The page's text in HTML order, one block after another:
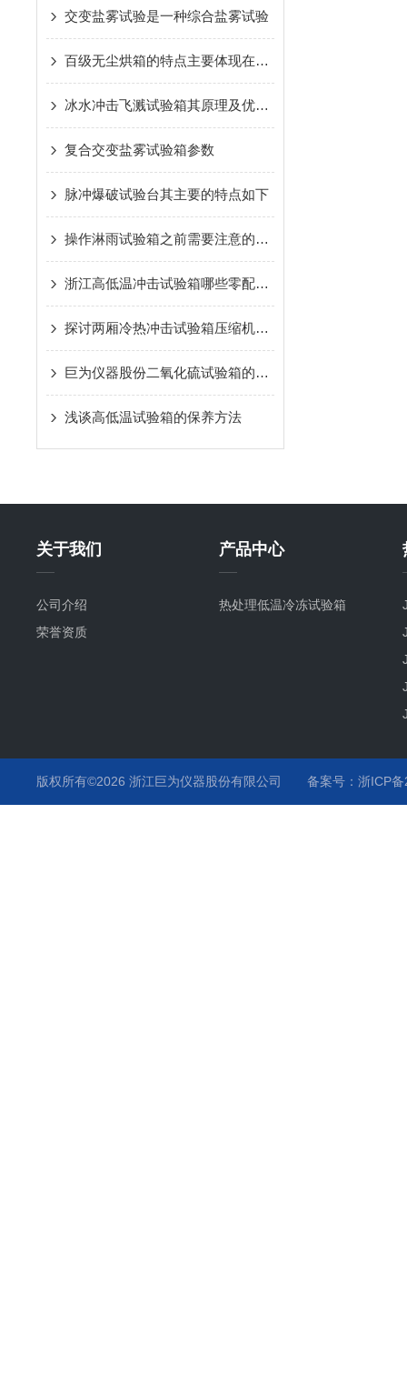
交变盐雾试验是一种综合盐雾试验
百级无尘烘箱的特点主要体现在以下几个方面
冰水冲击飞溅试验箱其原理及优点的详细介绍
复合交变盐雾试验箱参数
脉冲爆破试验台其主要的特点如下
操作淋雨试验箱之前需要注意的一些事项
浙江高低温冲击试验箱哪些零配件会经常损坏
探讨两厢冷热冲击试验箱压缩机冷却不足的原因及影响
巨为仪器股份二氧化硫试验箱的正确的使用方法
浅谈高低温试验箱的保养方法
关于我们
公司介绍
荣誉资质
产品中心
热处理低温冷冻试验箱
版权所有©2026 浙江巨为仪器股份有限公司 备案号：浙ICP